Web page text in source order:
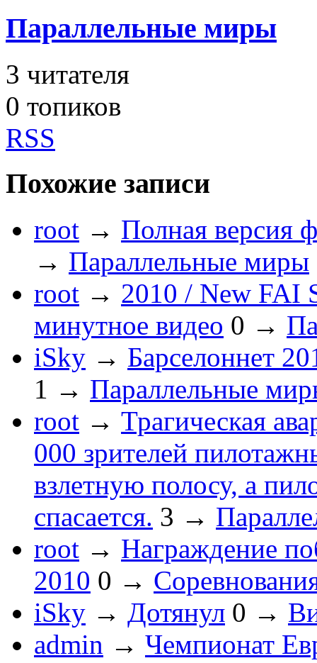
Параллельные миры
3 читателя
0 топиков
RSS
Похожие записи
root → Полная версия
→ Параллельные миры
root → 2010 / New FAI
минутное видео 0 →
iSky → Барселоннет
1 → Параллельные
root → Трагическая
000 зрителей
взлетную полосу, а
спасается. 3 →
root → Награждение
2010 0 →
iSky → Дотянул 0 →
admin → Чемпионат